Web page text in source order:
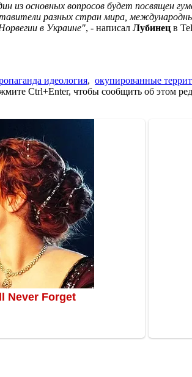
из основных вопросов будет посвящен
разных стран мира,
в Украине", - написал Лубинец в
идеология, окупированные
Ctrl+Enter, чтобы сообщить об этом